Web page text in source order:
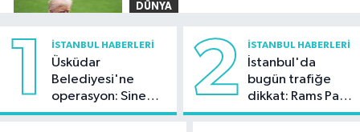
DÜNYA
vatandaşlığa yeni kısıtlama kararı
İstanbul Haberleri
1 İSTANBUL HABERLERI
Üsküdar
Belediyesi'ne
operasyon: Sinem
Dedetaş'a
2 İSTANBUL HABERLERI
İstanbul'da
bugün trafiğe
dikkat: Rams Park
çevresinde bazı